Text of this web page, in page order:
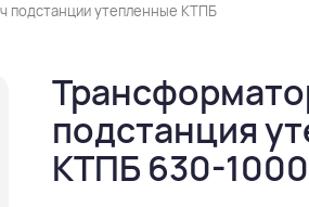
подстанции утепленные КТПБ
подстанция
КТПБ 630-1000